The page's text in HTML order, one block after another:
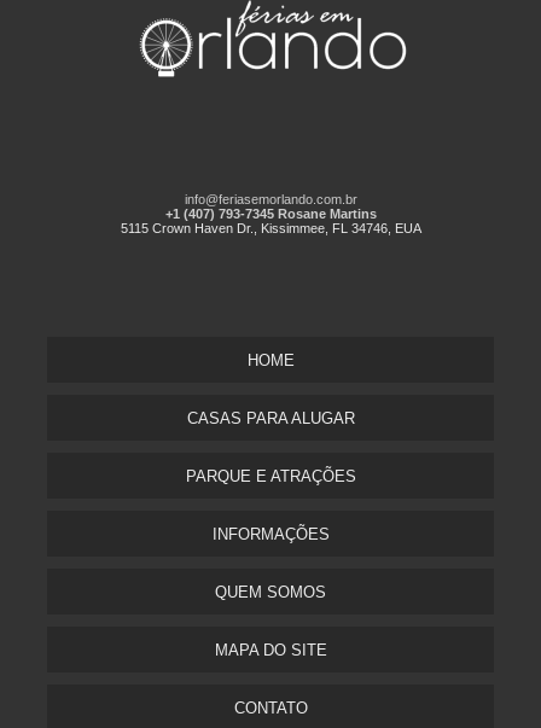
info@feriasemorlando.com.br
+1 (407) 793-7345 Rosane Martins
5115 Crown Haven Dr., Kissimmee, FL 34746, EUA
HOME
CASAS PARA ALUGAR
PARQUE E ATRAÇÕES
INFORMAÇÕES
QUEM SOMOS
MAPA DO SITE
CONTATO